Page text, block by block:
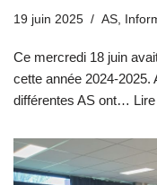
19 juin 2025 AS,
Ce mercredi 18 juin
cette année 2024-
différentes AS ont…